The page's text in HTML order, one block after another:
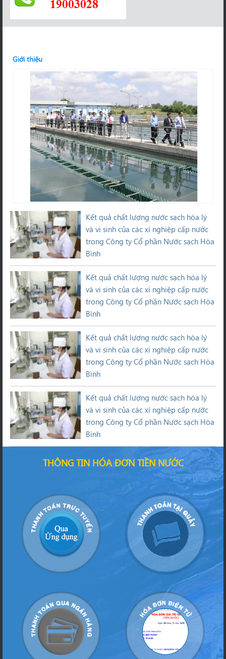
Giới thiệu
Kết quả chất lượng nước sạch hóa lý
và vi sinh của các xí nghiệp cấp nước
trong Công ty Cổ phần Nước sạch Hòa
Bình
Kết quả chất lượng nước sạch hóa lý
và vi sinh của các xí nghiệp cấp nước
trong Công ty Cổ phần Nước sạch Hòa
Bình
Kết quả chất lượng nước sạch hóa lý
và vi sinh của các xí nghiệp cấp nước
trong Công ty Cổ phần Nước sạch Hòa
Bình
Kết quả chất lượng nước sạch hóa lý
và vi sinh của các xí nghiệp cấp nước
trong Công ty Cổ phần Nước sạch Hòa
Bình
THÔNG TIN HÓA ĐƠN TIỀN NƯỚC